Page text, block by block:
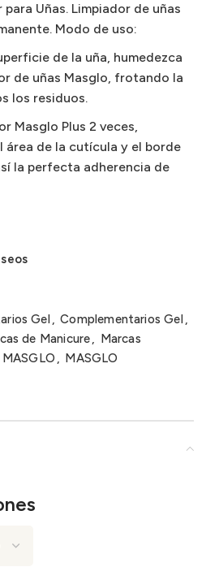
Uñas. Limpiador de uñas
Modo de uso:
de la uña, humedezca
de uñas Masglo, frotando la
los residuos.
Masglo Plus 2 veces,
área de la cutícula y el borde
la perfecta adherencia de
Gel, Complementarios Gel,
de Manicure, Marcas
MASGLO , MASGLO